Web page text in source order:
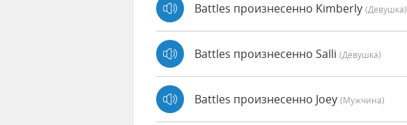
Battles произнесенно Kimberly (девушка)
Battles произнесенно Salli (девушка)
Battles произнесенно Joey (мужчина)